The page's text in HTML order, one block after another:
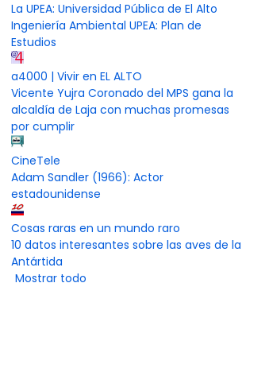
La UPEA: Universidad Pública de El Alto
Ingeniería Ambiental UPEA: Plan de
Estudios
a4000 | Vivir en EL ALTO
Vicente Yujra Coronado del MPS gana la
alcaldía de Laja con muchas promesas
por cumplir
CineTele
Adam Sandler (1966): Actor
estadounidense
Cosas raras en un mundo raro
10 datos interesantes sobre las aves de la
Antártida
Mostrar todo